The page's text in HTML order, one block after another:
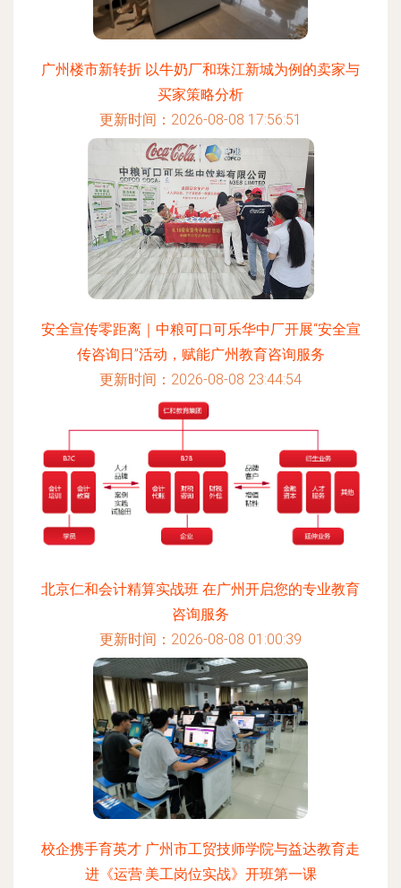
广州楼市新转折 以牛奶厂和珠江新城为例的卖家与
买家策略分析
更新时间：2026-08-08 17:56:51
安全宣传零距离｜中粮可口可乐华中厂开展“安全宣
传咨询日”活动，赋能广州教育咨询服务
更新时间：2026-08-08 23:44:54
北京仁和会计精算实战班 在广州开启您的专业教育
咨询服务
更新时间：2026-08-08 01:00:39
校企携手育英才 广州市工贸技师学院与益达教育走
进《运营·美工岗位实战》开班第一课